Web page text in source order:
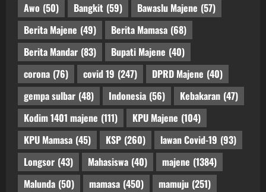
Awo (50) Bangkit (59) Bawaslu Majene (57)
Berita Majene (49) Berita Mamasa (68)
Berita Mandar (83) Bupati Majene (40)
corona (76) covid 19 (247) DPRD Majene (40)
gempa sulbar (48) Indonesia (56) Kebakaran (47)
Kodim 1401 majene (111) KPU Majene (104)
KPU Mamasa (45) KSP (260) lawan Covid-19 (93)
Longsor (43) Mahasiswa (40) majene (1384)
Malunda (50) mamasa (450) mamuju (251)